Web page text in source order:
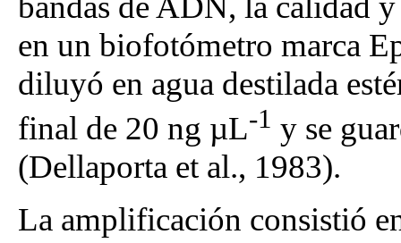
en un biofotómetro marca
diluyó en agua destilada
final de 20 ng µL-1 y se
(Dellaporta et al., 1983).
La amplificación consistió